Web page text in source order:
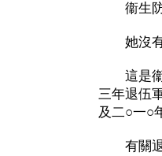
衞生防
她沒有
這是衞
三年退伍
及二○一○
有關退